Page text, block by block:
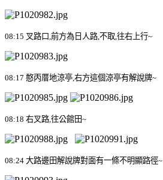
08:15 叉路口 前方為日人路 不取 往右上行~
08:17 憨丙厝地涼亭 右方這個涼亭有解說牌~
08:18 右叉路 往公館田~
08:24 大路邊田解說牌對面有一條不明顯路徑~